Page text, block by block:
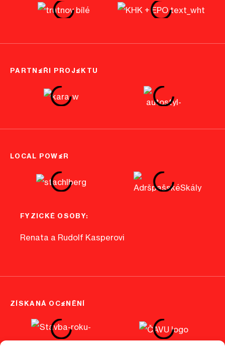
PARTNEŘI PROJEKTU
LOCAL POWER
FYZICKÉ OSOBY:
Renata a Rudolf Kasperovi
ZÍSKANÁ OCENĚNÍ